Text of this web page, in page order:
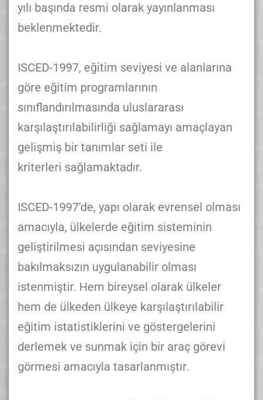
yılı başında resmi olarak yayınlanması
beklenmektedir.
ISCED-1997, eğitim seviyesi ve alanlarına
göre eğitim programlarının
sınıflandırılmasında uluslararası
karşılaştırılabilirliği sağlamayı amaçlayan
gelişmiş bir tanımlar seti ile
kriterleri sağlamaktadır.
ISCED-1997’de, yapı olarak evrensel olması
amacıyla, ülkelerde eğitim sisteminin
geliştirilmesi açısından seviyesine
bakılmaksızın uygulanabilir olması
istenmiştir. Hem bireysel olarak ülkeler
hem de ülkeden ülkeye karşılaştırılabilir
eğitim istatistiklerini ve göstergelerini
derlemek ve sunmak için bir araç görevi
görmesi amacıyla tasarlanmıştır.